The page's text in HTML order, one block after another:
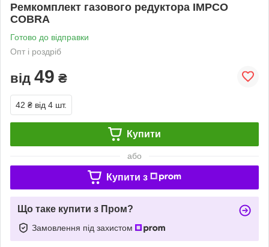
Ремкомплект газового редуктора IMPCO
COBRA
Готово до відправки
Опт і роздріб
від 49 ₴
42 ₴ від 4 шт.
Купити
або
Купити з
Що таке купити з Пром?
Замовлення під захистом